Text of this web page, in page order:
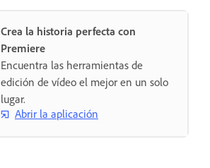
Crea la historia perfecta con
Premiere
Encuentra las herramientas de
edición de vídeo el mejor en un solo
lugar.
Abrir la aplicación